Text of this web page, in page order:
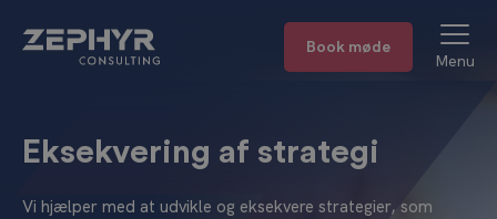
Book møde
Menu
Eksekvering af strategi
Vi hjælper med at udvikle og eksekvere strategier, som